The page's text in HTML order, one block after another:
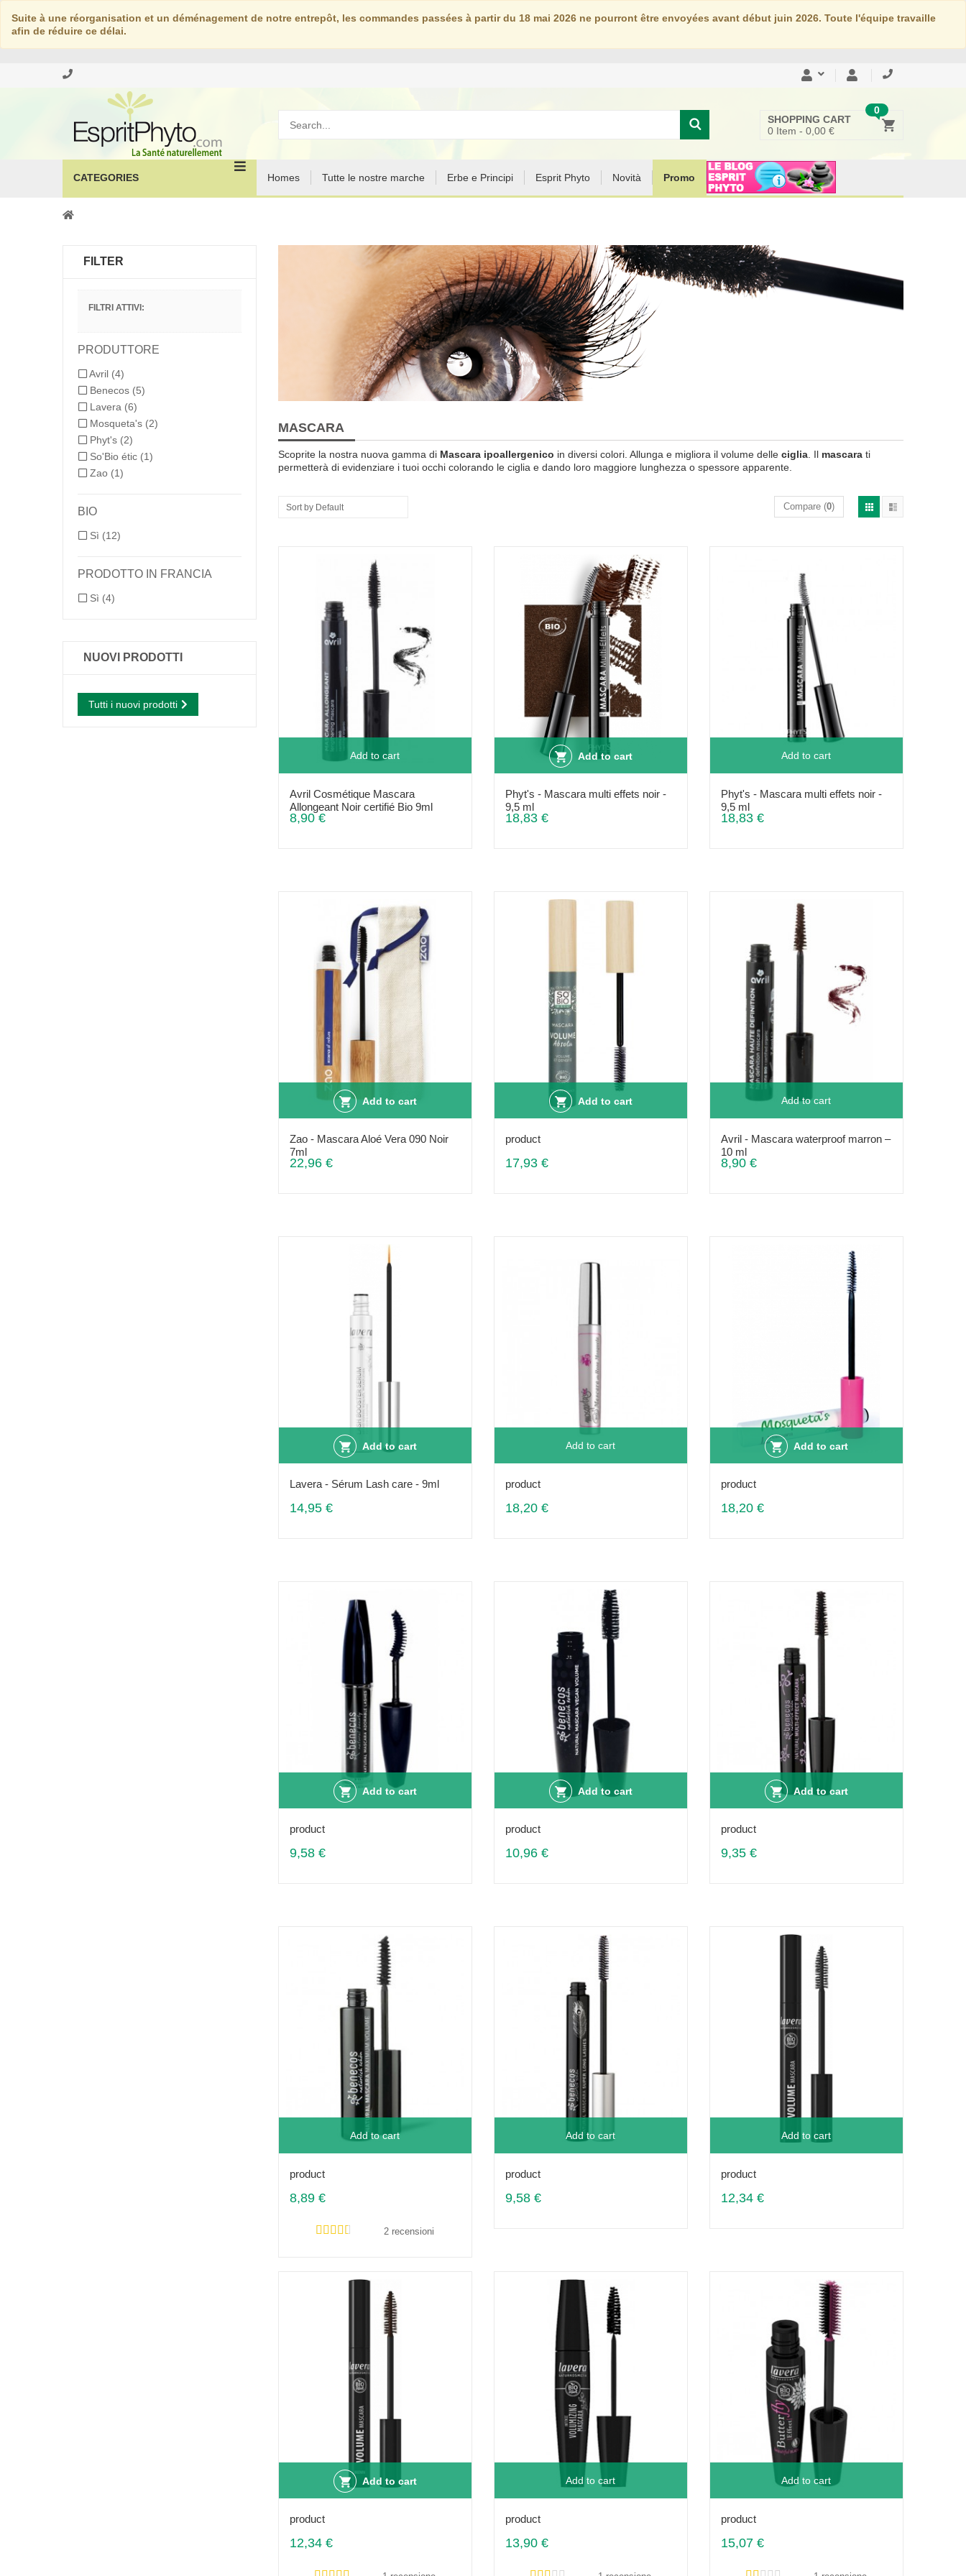
Suite à une réorganisation et un déménagement de notre entrepôt, les commandes passées à partir du 18 mai 2026 ne pourront être envoyées avant début juin 2026. Toute l'équipe travaille
afin de réduire ce délai.
0
SHOPPING CART
0 Item - 0,00 €
CATEGORIES Homes Tutte le nostre marche Erbe e Principi Esprit Phyto Novità Promo
MASCARA
Scoprite la nostra nuova gamma di Mascara ipoallergenico in diversi colori. Allunga e migliora il volume delle ciglia . Il mascara ti
permetterà di evidenziare i tuoi occhi colorando le ciglia e dando loro maggiore lunghezza o spessore apparente.
Sort by Default Compare (0)
Add to cart
Avril Cosmétique Mascara
Allongeant Noir certifié Bio 9ml
8,90 €
Add to cart
Phyt's - Mascara multi effets noir -
9,5 ml
18,83 €
Add to cart
Phyt's - Mascara multi effets noir -
9,5 ml
18,83 €
Add to cart
Zao - Mascara Aloé Vera 090 Noir
7ml
22,96 €
Add to cart
product
17,93 €
Add to cart
Avril - Mascara waterproof marron –
10 ml
8,90 €
Add to cart
Lavera - Sérum Lash care - 9ml
14,95 €
Add to cart
product
18,20 €
Add to cart
product
18,20 €
Add to cart
product
9,58 €
Add to cart
product
10,96 €
Add to cart
product
9,35 €
Add to cart
product
8,89 €
2 recensioni
Add to cart
product
9,58 €
Add to cart
product
12,34 €
Add to cart
product
12,34 €
Add to cart
product
13,90 €
Add to cart
product
15,07 €
FILTER
FILTRI ATTIVI:
PRODUTTORE
Avril (4)
Benecos (5)
Lavera (6)
Mosqueta's (2)
Phyt's (2)
So'Bio étic (1)
Zao (1)
BIO
Sì (12)
PRODOTTO IN FRANCIA
Sì (4)
NUOVI PRODOTTI
Tutti i nuovi prodotti